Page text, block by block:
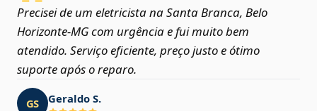
Precisei de um eletricista na Santa Branca, Belo
Horizonte‑MG com urgência e fui muito bem
atendido. Serviço eficiente, preço justo e ótimo
suporte após o reparo.
GS Geraldo S.